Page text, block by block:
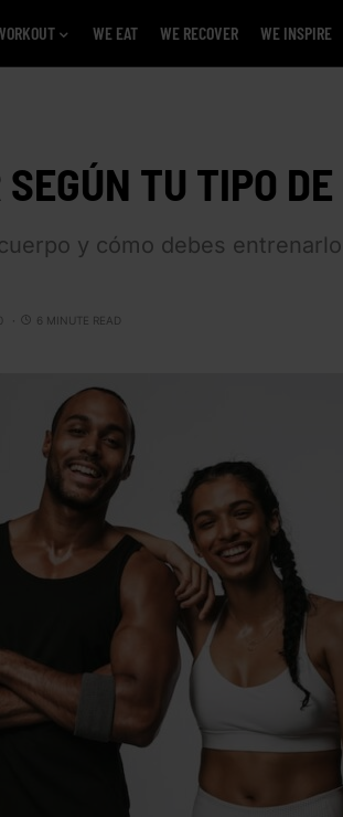
WE EAT WE RECOVER WE INSPIRE
TU TIPO DE
y cómo debes
6 MINUTE READ